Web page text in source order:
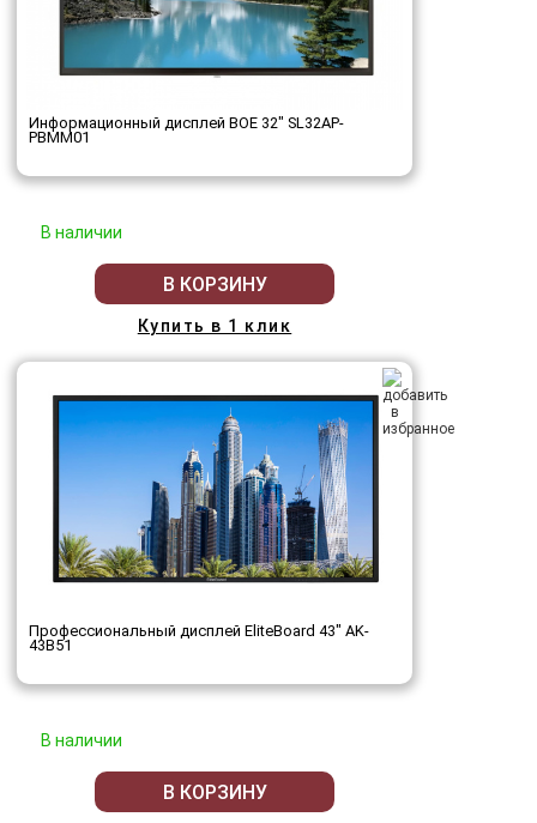
Информационный дисплей BOE 32" SL32AP-
PBMM01
В наличии
В КОРЗИНУ
Купить в 1 клик
Профессиональный дисплей EliteBoard 43" AK-
43B51
В наличии
В КОРЗИНУ